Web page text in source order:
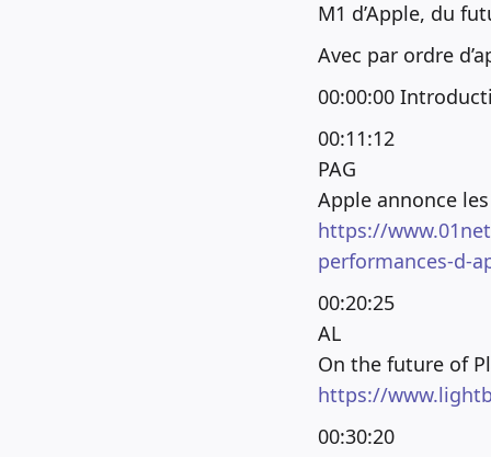
LINK
EMBED
M1 d’Apple, du
Avec par ordre
00:00:00
00:11:12
PAG
Apple annonce
https://
performances-d-
00:20:25
AL
On the future of
https://
00:30:20